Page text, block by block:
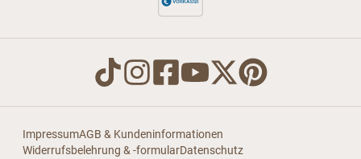
ImpressumAGB & Kundeninformationen
Widerrufsbelehrung & -formularDatenschutz